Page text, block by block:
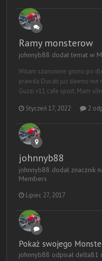
Ramy monsterow
johnnyb88 dodał temat w
Witam szanowne grono po
prawda Ducati juz dawno nie
Guzzi v11 cafe sport. Mam
Styczeń 17, 2022 2
johnnyb88
johnnyb88 dodał znacznik
Members
Lipiec 27, 2017
Pokaż swojego
johnnyb88 odpisał delta81